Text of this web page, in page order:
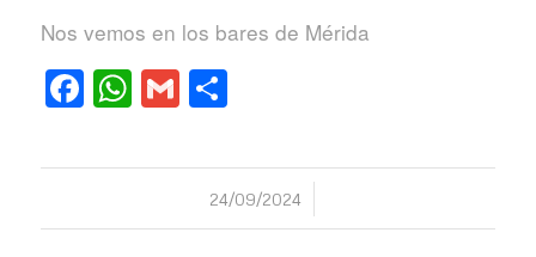
Nos vemos en los bares de Mérida
Facebook
WhatsApp
GmailCompartir
24/09/2024
/